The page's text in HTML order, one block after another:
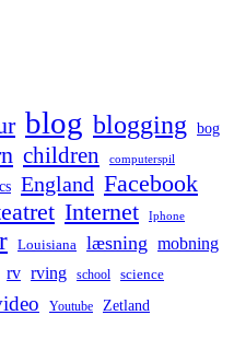
blog blogging bog
children computerspil
England Facebook
Internet Iphone
Louisiana læsning mobning
rv rving school science
Youtube Zetland